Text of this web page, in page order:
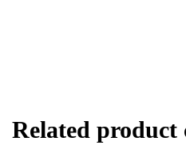
Related product